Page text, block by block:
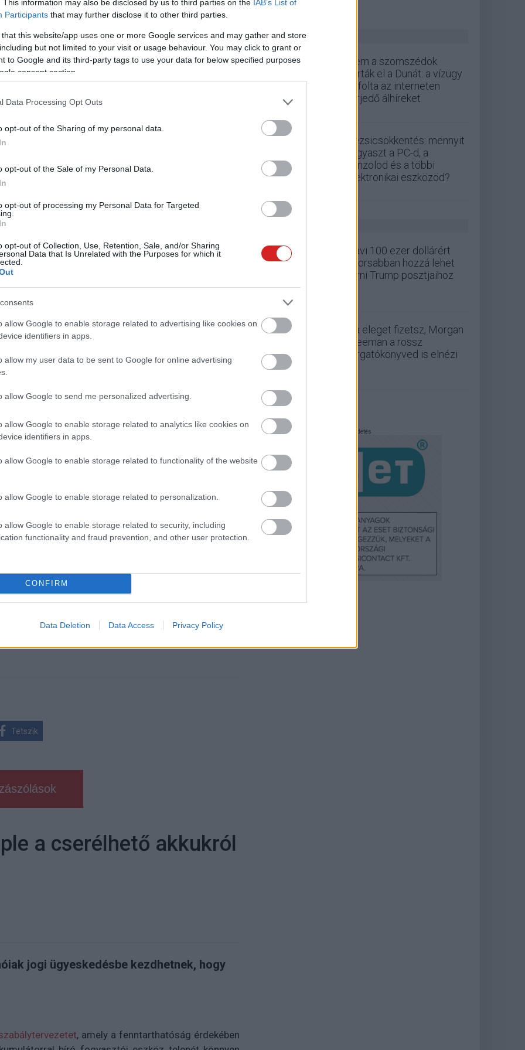
This information may also be disclosed by us to third parties on the IAB’s List of
Participants that may further disclose it to other third parties.
that this website/app uses one or more Google services and may gather and store
but not limited to your visit or usage behaviour. You may click to grant or
to Google and its third-party tags to use your data for below specified purposes
consent section.
Data Processing Opt Outs
opt-out of the Sharing of my personal data.
opt-out of the Sale of my Personal Data.
opt-out of processing my Personal Data for Targeted
opt-out of Collection, Use, Retention, Sale, and/or Sharing
Data that Is Unrelated with the Purposes for which it
allow Google to enable storage related to advertising like cookies on
identifiers in apps.
allow my user data to be sent to Google for online advertising
allow Google to send me personalized advertising.
allow Google to enable storage related to analytics like cookies on
identifiers in apps.
allow Google to enable storage related to functionality of the website
allow Google to enable storage related to personalization.
allow Google to enable storage related to security, including
functionality and fraud prevention, and other user protection.
CONFIRM
Data Deletion Data Access Privacy Policy
képessé vált az olyan alapvető mozdulatok
ujjak mozgatása, valamivel később pedig már a
azt jelenti, hogy ahelyett, hogy minden egyes
gondolhat közvetlenül a kívánt műveletre, és
- nyitva. Kéz bezárása!', az kognitív terhelést
arra gondolni, hogy 'Ó, most megmozdítom a
a kutatócsoport tagja, akinek elmondása szerint a
fizikai munkát végezve) már két éve használja a
a tenyerét, forgatni a csuklóját, valamint nyújtani
útján.
a Kiborg Olimpiaként is emlegetett Cybathlon
találmányok bemutatására, valamint az ilyen
októberében, Zürichben kerül megrendezésre.
a platformot, az érzékszervi visszajelzést
új balatoni kardioösvény (X)
Tetszik
a cserélhető akkukról
jogi ügyeskedésbe kezdhetnek, hogy
, amely a fenntarthatóság érdekében
ZÖLD PÁLYA
Nem a szomszédok
zárták el a Dunát: a vízügy
cáfolta az interneten
terjedő álhíreket
Rezsicsökkentés: mennyit
fogyaszt a PC-d, a
konzolod és a többi
elektronikai eszközöd?
Havi 100 ezer dollárért
gyorsabban hozzá lehet
férni Trump posztjaihoz
Ha eleget fizetsz, Morgan
Freeman a rossz
forgatókönyved is elnézi
Hirdetés